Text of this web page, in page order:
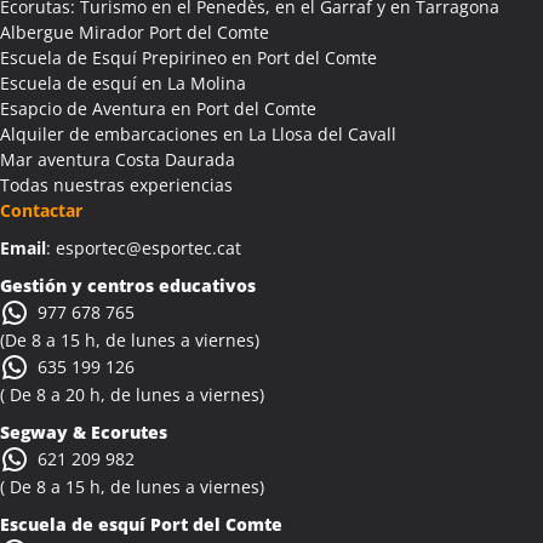
Ecorutas: Turismo en el Penedès, en el Garraf y en Tarragona
Albergue Mirador Port del Comte
Escuela de Esquí Prepirineo en Port del Comte
Escuela de esquí en La Molina
Esapcio de Aventura en Port del Comte
Alquiler de embarcaciones en La Llosa del Cavall
Mar aventura Costa Daurada
Todas nuestras experiencias
Contactar
Email: esportec@esportec.cat
Gestión y centros educativos
977 678 765
(De 8 a 15 h, de lunes a viernes)
635 199 126
( De 8 a 20 h, de lunes a viernes)
Segway & Ecorutes
621 209 982
( De 8 a 15 h, de lunes a viernes)
Escuela de esquí Port del Comte